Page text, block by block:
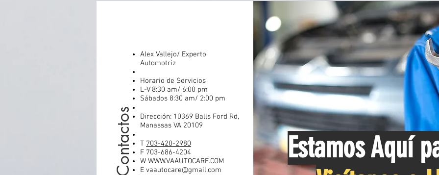
Contactos
Alex Vallejo/ Experto
Automotriz
Horario de Servicios
L-V 8:30 am/ 6:00 pm
Sábados 8:30 am/ 2:00 pm
Dirección: 10369 Balls Ford Rd,
Manassas VA 20109
T 703-420-2980
F 703-686-4204
W WWW.VAAUTOCARE.COM
E vaautocare@gmail.com
Estamos Aquí